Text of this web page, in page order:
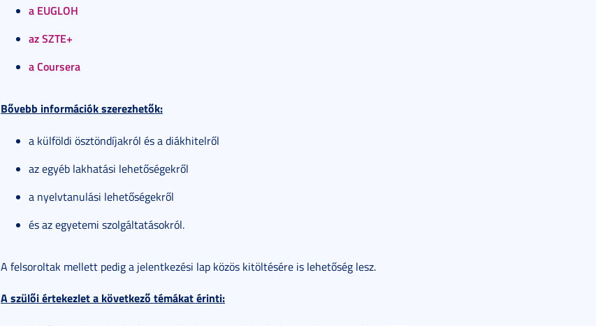
a EUGLOH
az SZTE+
a Coursera
Bővebb információk szerezhetők:
a külföldi ösztöndíjakról és a diákhitelről
az egyéb lakhatási lehetőségekről
a nyelvtanulási lehetőségekről
és az egyetemi szolgáltatásokról.
A felsoroltak mellett pedig a jelentkezési lap közös kitöltésére is lehetőség lesz.
A szülői értekezlet a következő témákat érinti: